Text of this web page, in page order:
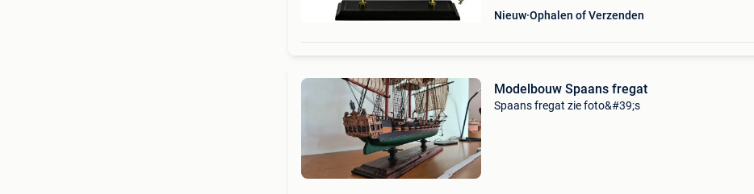
Nieuw Ophalen of Verzenden
Modelbouw Spaans fregat
Spaans fregat zie foto&#39;s